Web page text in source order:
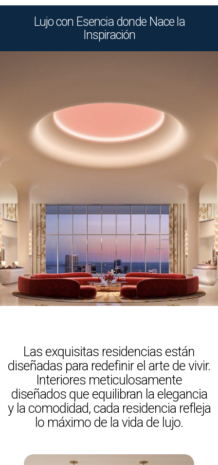
Lujo con Esencia donde Nace la
Inspiración
Las exquisitas residencias están
diseñadas para redefinir el arte de vivir.
Interiores meticulosamente
diseñados que equilibran la elegancia
y la comodidad, cada residencia refleja
lo máximo de la vida de lujo.